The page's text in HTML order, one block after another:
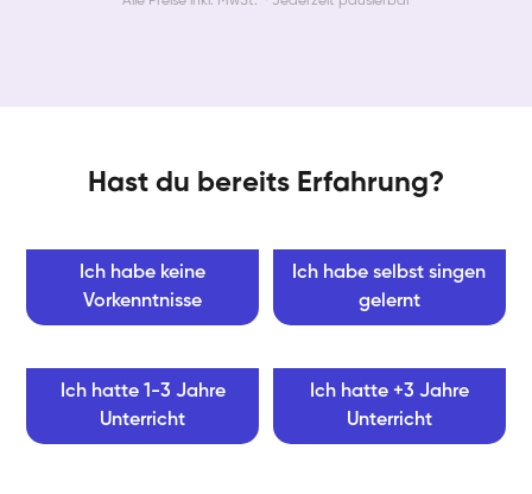
Hast du bereits Erfahrung?
Ich habe keine
Vorkenntnisse
Ich habe selbst singen
gelernt
Ich hatte 1-3 Jahre
Unterricht
Ich hatte +3 Jahre
Unterricht